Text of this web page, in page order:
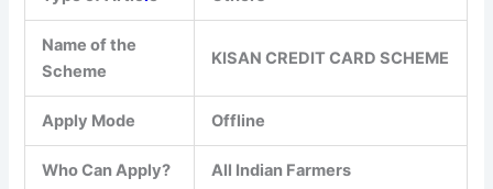
Name of the
Scheme
KISAN CREDIT CARD SCHEME
Apply Mode Offline
Who Can Apply? All Indian Farmers